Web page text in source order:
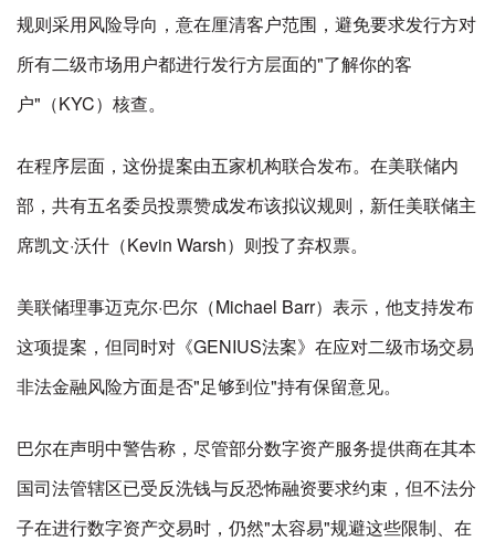
规则采用风险导向，意在厘清客户范围，避免要求发行方对
所有二级市场用户都进行发行方层面的"了解你的客
户"（KYC）核查。
在程序层面，这份提案由五家机构联合发布。在美联储内
部，共有五名委员投票赞成发布该拟议规则，新任美联储主
席凯文·沃什（Kevin Warsh）则投了弃权票。
美联储理事迈克尔·巴尔（Michael Barr）表示，他支持发布
这项提案，但同时对《GENIUS法案》在应对二级市场交易
非法金融风险方面是否"足够到位"持有保留意见。
巴尔在声明中警告称，尽管部分数字资产服务提供商在其本
国司法管辖区已受反洗钱与反恐怖融资要求约束，但不法分
子在进行数字资产交易时，仍然"太容易"规避这些限制、在